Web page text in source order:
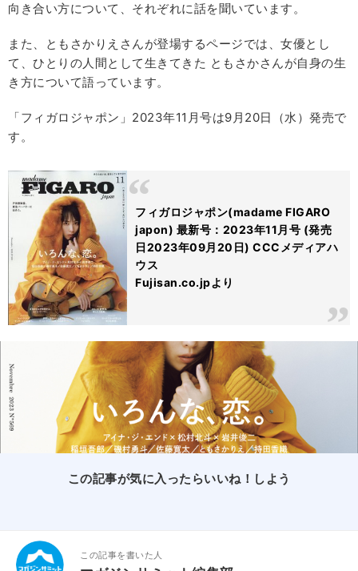
向き合い方について、それぞれに話を聞いています。
また、ともさかりえさんが登場するページでは、女優とし
て、ひとりの人間として生きてきた ともさかさんが自身の生
き方について語っています。
「フィガロジャポン」2023年11月号は9月20日（水）発売で
す。
フィガロジャポン(madame FIGARO
japon) 最新号：2023年11月号 (発売
日2023年09月20日) CCCメディアハ
ウス
Fujisan.co.jpより
この記事が気に入ったらいいね！しよう
この記事を書いた人